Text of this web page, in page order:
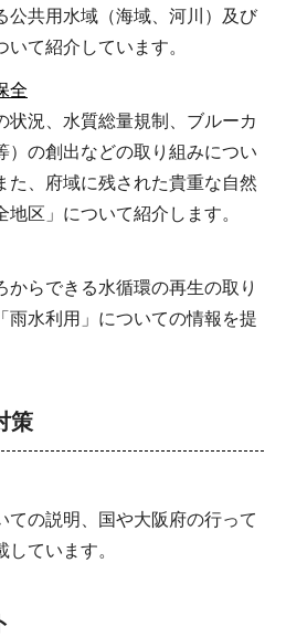
公共用水域（海域、河川）及び
て紹介しています。
全
状況、水質総量規制、ブルーカ
）の創出などの取り組みについ
た、府域に残された貴重な自然
区」について紹介します。
からできる水循環の再生の取り
雨水利用」についての情報を提
策
ての説明、国や大阪府の行って
ています。